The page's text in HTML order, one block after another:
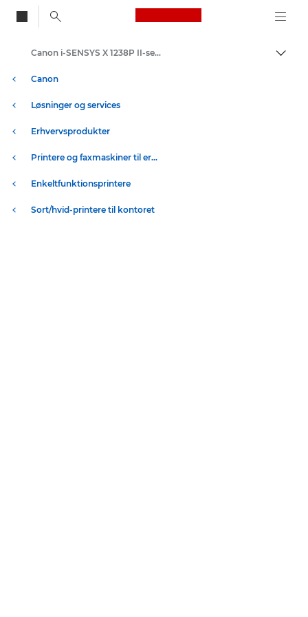
Canon Logo, back
Skift
Canon
Løsninger og services
Erhvervsprodukter
Printere og faxmaskiner til erhverv
Enkeltfunktionsprintere
Sort/hvid-printere til kontoret
Canon i-SENSYS X 1238P II-serien – Virksomhedsprintere